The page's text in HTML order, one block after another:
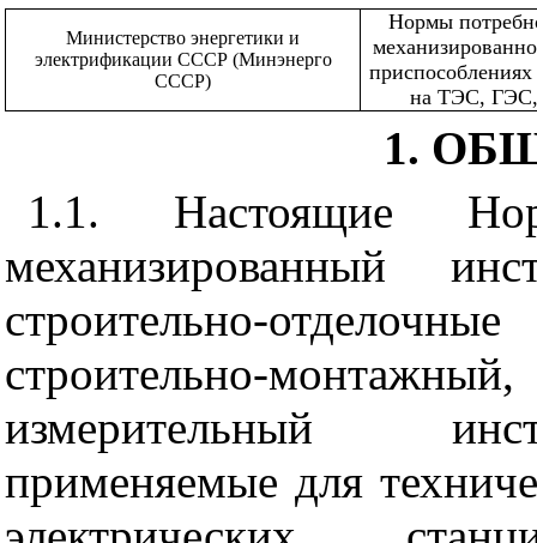
Министерство энергетики и
электрификации СССР (Минэнерго
СССР)
Нормы
на ТЭС, ГЭС,
1.
1.1. Настоящие
механизированный
строительно-
строительно-
измерительный
применяемые для